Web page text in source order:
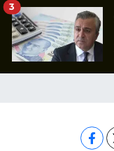
3